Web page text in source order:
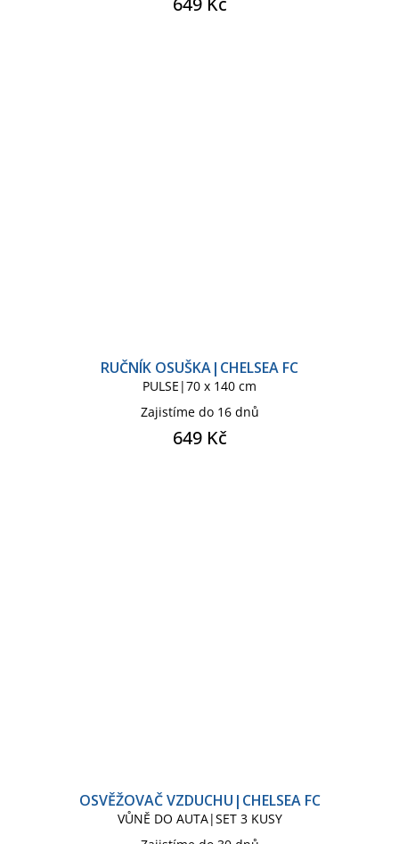
RUČNÍK OSUŠKA|CHELSEA FC
PULSE|70 x 140 cm
Zajistíme do 16 dnů
649 Kč
OSVĚŽOVAČ VZDUCHU|CHELSEA FC
VŮNĚ DO AUTA|SET 3 KUSY